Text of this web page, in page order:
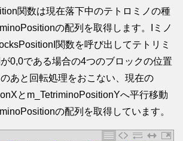
関数は現在落下中のテトロミノの種
の配列を取得します。Iミノ
関数を呼び出してテトリミ
0,0である場合の4つのブロックの位置
あと回転処理をおこない、現在の
とm_TetriminoPositionYへ平行移動
の配列を取得しています。